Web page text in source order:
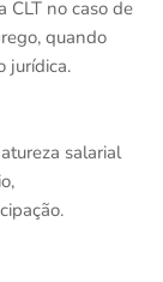
CLT no caso de
quando
jurídica.
salarial